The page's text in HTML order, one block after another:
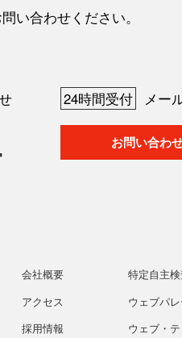
い合わせください。
24時間受付 メー
お問い合わ
会社概要
アクセス
採用情報
特定自主
ウェブパ
ウェブ・